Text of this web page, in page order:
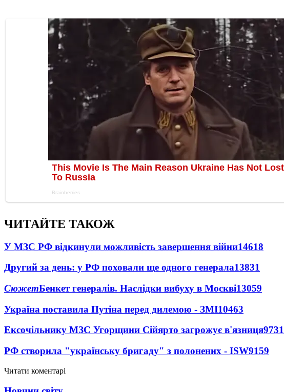
ЧИТАЙТЕ ТАКОЖ
У МЗС РФ відкинули можливість завершення війни14618
Другий за день: у РФ поховали ще одного генерала13831
СюжетБенкет генералів. Наслідки вибуху в Москві13059
Україна поставила Путіна перед дилемою - ЗМІ10463
Ексочільнику МЗС Угорщини Сійярто загрожує в'язниця9731
РФ створила "українську бригаду" з полонених - ISW9159
Читати коментарі